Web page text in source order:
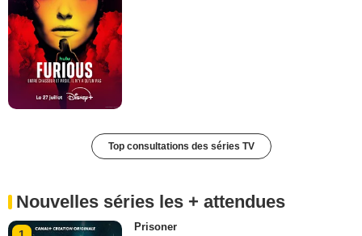
Top consultations des séries TV
Nouvelles séries les + attendues
Prisoner